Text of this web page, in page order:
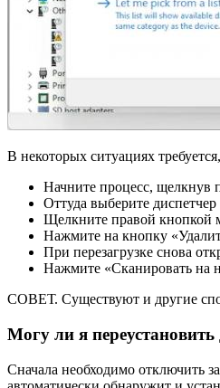
В некоторых ситуациях
Начните процесс, щелкнув
Оттуда выберите
Щелкните правой кнопкой
Нажмите на кнопку
При перезагрузке снова
Нажмите «Сканировать на
СОВЕТ. Существуют и другие
Могу ли я
Сначала необходимо отключить